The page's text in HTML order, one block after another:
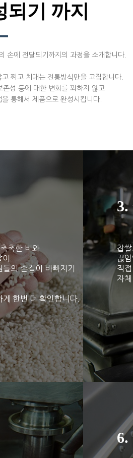
기 까지
손에 전달되기까지의 과정을 소개합니다.
찌고 치대는 전통방식만을 고집합니다.
성 등에 대한 변화를 꾀하지 않고
통해서 제품으로 완성시킵니다.
촉한 비와
의 손길이 바빠지기
게 한번 더 확인합니다.
3.
찹
끊
직
자
6.